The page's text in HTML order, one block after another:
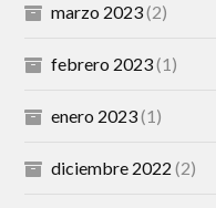
marzo 2023(2)
febrero 2023(1)
enero 2023(1)
diciembre 2022 (2)